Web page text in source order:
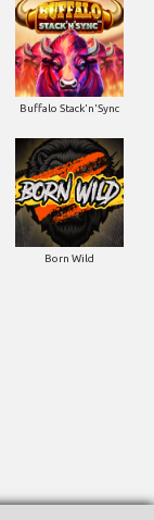
Buffalo Stack'n'Sync
Born Wild